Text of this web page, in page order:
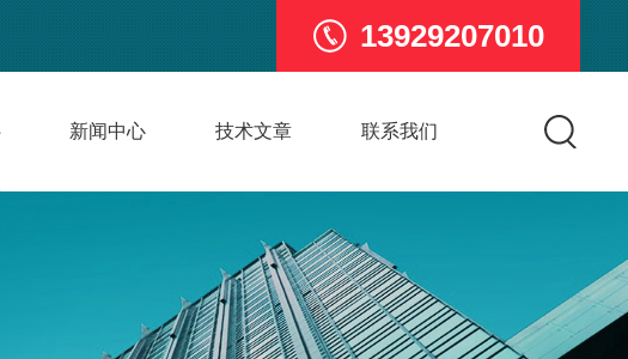
13929207010
新闻中心 技术文章 联系我们